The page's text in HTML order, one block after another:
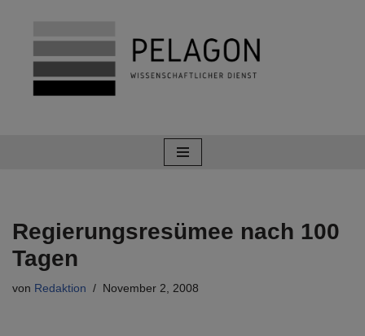
Zum
Inhalt
springen
Regierungsresümee nach 100
Tagen
von Redaktion November 2, 2008